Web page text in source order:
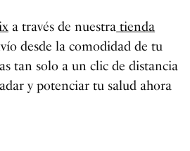
a través de nuestra tienda
desde la comodidad de tu
tan solo a un clic de distancia
y potenciar tu salud ahora